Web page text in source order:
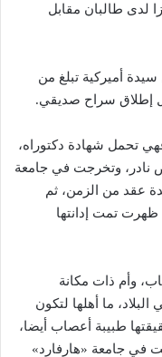
لدى طالبان مقابل
أميركية تبلغ من
تحمل شهادة دكتوراه،
وتخرجت في جامعة
عقد من الزمن، ثم
وحينما ظهرت تمت إدانتها
وأم ذات مكانة
ما أهلها لتكون
طبيبة أعصاب أيضا،
في جامعة «هارفارد»